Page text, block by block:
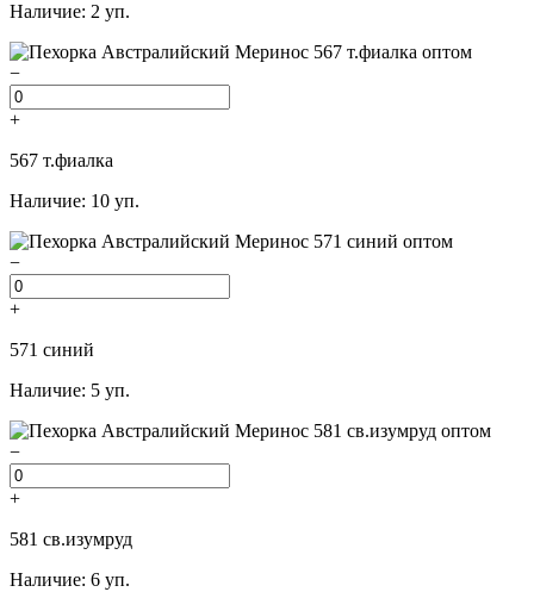
Наличие: 2 уп.
−
+
567 т.фиалка
Наличие: 10 уп.
−
+
571 синий
Наличие: 5 уп.
−
+
581 св.изумруд
Наличие: 6 уп.